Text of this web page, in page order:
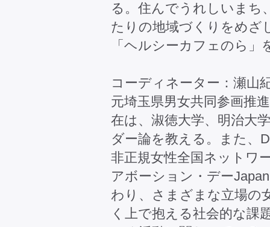
る。住んでうれしいまち
たりの地域づくりをめざ
「ヘルシーカフェのら」
コーディネーター：瀬山
元埼玉県男女共同参画推
在は、淑徳大学、明治大
ダー論を教える。また、
非正規女性全国ネットワ
アボーション・デー
わり、さまざまな立場の
く上で抱える社会的な課